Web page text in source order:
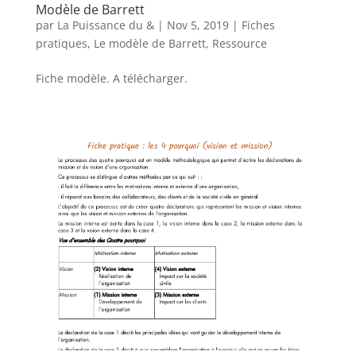
Modèle de Barrett
par La Puissance du &| Nov 5, 2019| Fiches
pratiques, Le modèle de Barrett, Ressource
Fiche modèle. A télécharger.